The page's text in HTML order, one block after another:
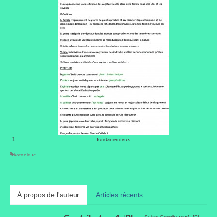
Taille des arbres et arbustes
Vannerie
Autres
Bibliothèque
Nouveautés
Revues
Listes
Evénements
Fête des plantes
Florescence
fondamentaux
botanique
À propos de l'auteur Articles récents